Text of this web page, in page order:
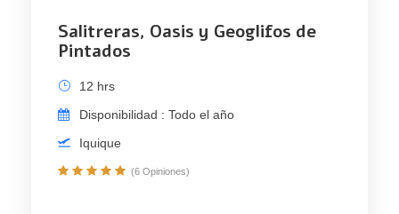
Salitreras, Oasis y Geoglifos de
Pintados
12 hrs
Disponibilidad : Todo el año
Iquique
(6 Opiniones)